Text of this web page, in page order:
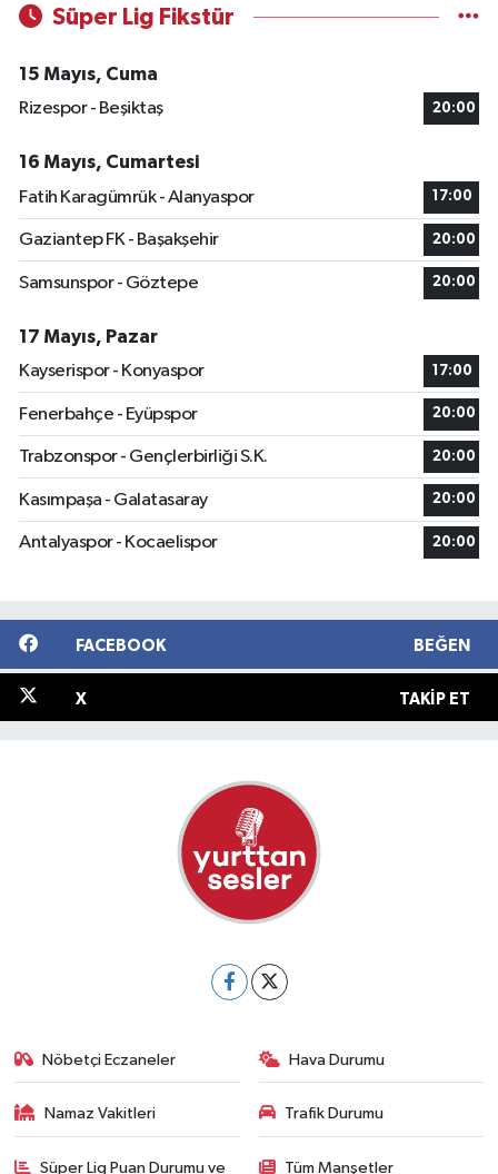
Süper Lig Fikstür
15 Mayıs, Cuma
Rizespor - Beşiktaş
20:00
16 Mayıs, Cumartesi
Fatih Karagümrük - Alanyaspor
17:00
Gaziantep FK - Başakşehir 20:00
Samsunspor - Göztepe 20:00
17 Mayıs, Pazar
Kayserispor - Konyaspor
17:00
Fenerbahçe - Eyüpspor 20:00
Trabzonspor - Gençlerbirliği S.K. 20:00
Kasımpaşa - Galatasaray 20:00
Antalyaspor - Kocaelispor 20:00
FACEBOOK BEĞEN
X TAKIP ET
Nöbetçi Eczaneler Hava Durumu
Namaz Vakitleri Trafik Durumu
Süper Lig Puan Durumu ve Tüm Manşetler